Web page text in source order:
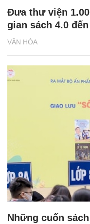
VĂN HÓA
Đưa thư viện
gian sách 4.0
Những cuốn